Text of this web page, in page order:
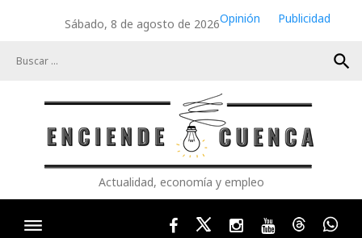
Sábado, 8 de agosto de 2026Opinión
Publicidad
search
Actualidad, economía y empleo
FacebookTwitterInstagram
YoutubeThreads